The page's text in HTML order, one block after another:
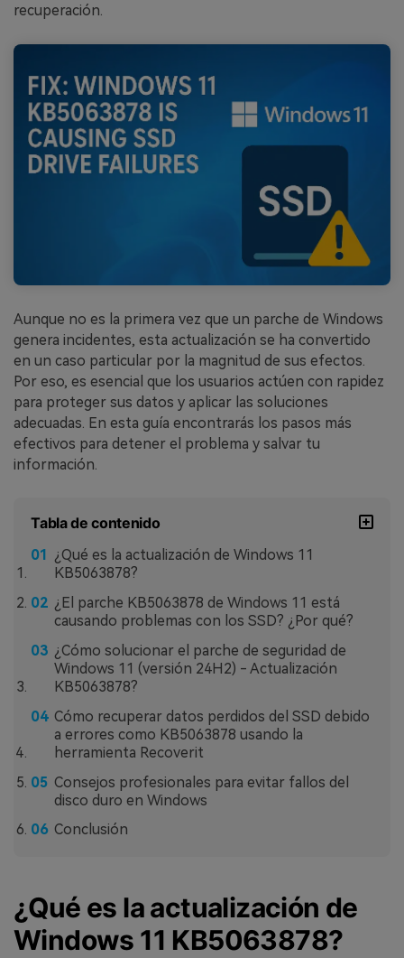
recuperación.
Aunque no es la primera vez que un parche de Windows
genera incidentes, esta actualización se ha convertido
en un caso particular por la magnitud de sus efectos.
Por eso, es esencial que los usuarios actúen con rapidez
para proteger sus datos y aplicar las soluciones
adecuadas. En esta guía encontrarás los pasos más
efectivos para detener el problema y salvar tu
información.
Tabla de contenido
¿Qué es la actualización de Windows 11
KB5063878?
¿El parche KB5063878 de Windows 11 está
causando problemas con los SSD? ¿Por qué?
¿Cómo solucionar el parche de seguridad de
Windows 11 (versión 24H2) - Actualización
KB5063878?
Cómo recuperar datos perdidos del SSD debido
a errores como KB5063878 usando la
herramienta Recoverit
Consejos profesionales para evitar fallos del
disco duro en Windows
Conclusión
¿Qué es la actualización de
Windows 11 KB5063878?